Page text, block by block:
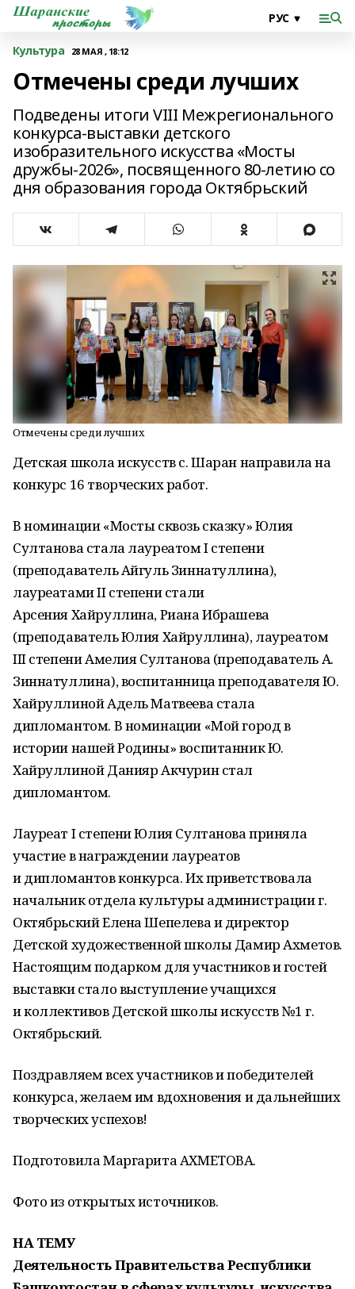
Культура 28 МАЯ , 18:12
Отмечены среди лучших
Подведены итоги VIII Межрегионального
конкурса-выставки детского
изобразительного искусства «Мосты
дружбы-2026», посвященного 80-летию со
дня образования города Октябрьский
Отмечены среди лучших
Детская школа искусств с. Шаран направила на
конкурс 16 творческих работ.
В номинации «Мосты сквозь сказку» Юлия
Султанова стала лауреатом I степени
(преподаватель Айгуль Зиннатуллина),
лауреатами II степени стали
Арсения Хайруллина, Риана Ибрашева
(преподаватель Юлия Хайруллина), лауреатом
III степени Амелия Султанова (преподаватель А.
Зиннатуллина), воспитанница преподавателя Ю.
Хайруллиной Адель Матвеева стала
дипломантом. В номинации «Мой город в
истории нашей Родины» воспитанник Ю.
Хайруллиной Данияр Акчурин стал
дипломантом.
Лауреат I степени Юлия Султанова приняла
участие в награждении лауреатов
и дипломантов конкурса. Их приветствовала
начальник отдела культуры администрации г.
Октябрьский Елена Шепелева и директор
Детской художественной школы Дамир Ахметов.
Настоящим подарком для участников и гостей
выставки стало выступление учащихся
и коллективов Детской школы искусств №1 г.
Октябрьский.
Поздравляем всех участников и победителей
конкурса, желаем им вдохновения и дальнейших
творческих успехов!
Подготовила Маргарита АХМЕТОВА.
Фото из открытых источников.
НА ТЕМУ
Деятельность Правительства Республики